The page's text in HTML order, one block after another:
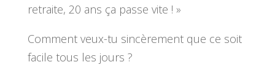
retraite, 20 ans ça passe vite ! »
Comment veux-tu sincèrement que ce soit
facile tous les jours ?